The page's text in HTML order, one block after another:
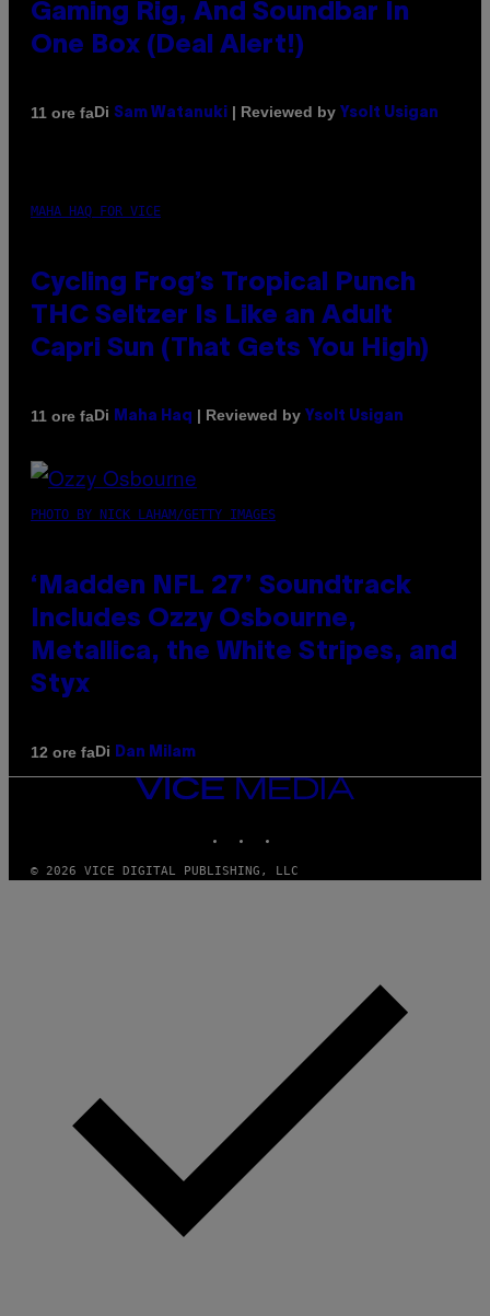
Gaming Rig, And Soundbar In
One Box (Deal Alert!)
11 ore faDi Sam Watanuki | Reviewed by Ysolt Usigan
MAHA HAQ FOR VICE
Cycling Frog’s Tropical Punch
THC Seltzer Is Like an Adult
Capri Sun (That Gets You High)
11 ore faDi Maha Haq | Reviewed by Ysolt Usigan
PHOTO BY NICK LAHAM/GETTY IMAGES
‘Madden NFL 27’ Soundtrack
Includes Ozzy Osbourne,
Metallica, the White Stripes, and
Styx
12 ore faDi Dan Milam
VICE
© 2026 VICE DIGITAL PUBLISHING, LLC